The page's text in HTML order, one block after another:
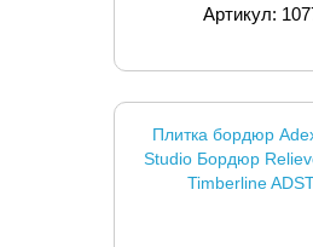
Артикул:
Плитка бордюр
Studio Бордюр
Timberline